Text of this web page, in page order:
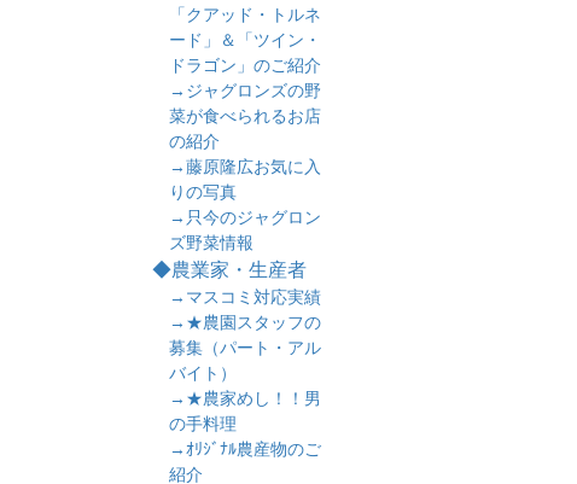
「クアッド・トルネ
ード」＆「ツイン・
ドラゴン」のご紹介
→ジャグロンズの野
菜が食べられるお店
の紹介
→藤原隆広お気に入
りの写真
→只今のジャグロン
ズ野菜情報
◆農業家・生産者
→マスコミ対応実績
→★農園スタッフの
募集（パート・アル
バイト）
→★農家めし！！男
の手料理
→ｵﾘｼﾞﾅﾙ農産物のご
紹介